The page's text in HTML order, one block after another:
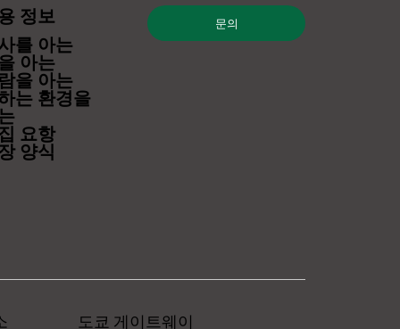
정보
를 아는
아는
을 아는
는 환경을
요항
양식
문의
도쿄 게이트웨이